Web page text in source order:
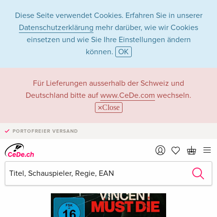
Diese Seite verwendet Cookies. Erfahren Sie in unserer
Datenschutzerklärung mehr darüber, wie wir Cookies
einsetzen und wie Sie Ihre Einstellungen ändern
können. OK
Für Lieferungen ausserhalb der Schweiz und
Deutschland bitte auf www.CeDe.com wechseln.
Close
PORTOFREIER VERSAND
›